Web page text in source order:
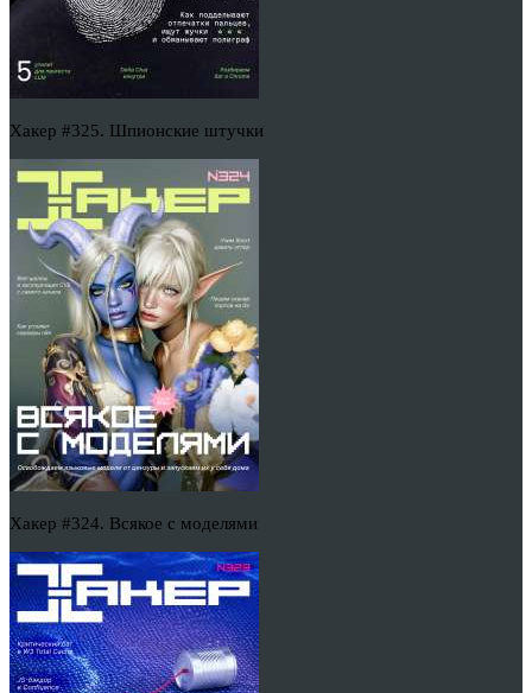
Хакер #325. Шпионские штучки
Хакер #324. Всякое с моделями